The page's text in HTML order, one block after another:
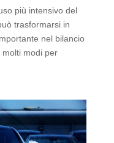
più intensivo del
trasformarsi in
nel bilancio
modi per